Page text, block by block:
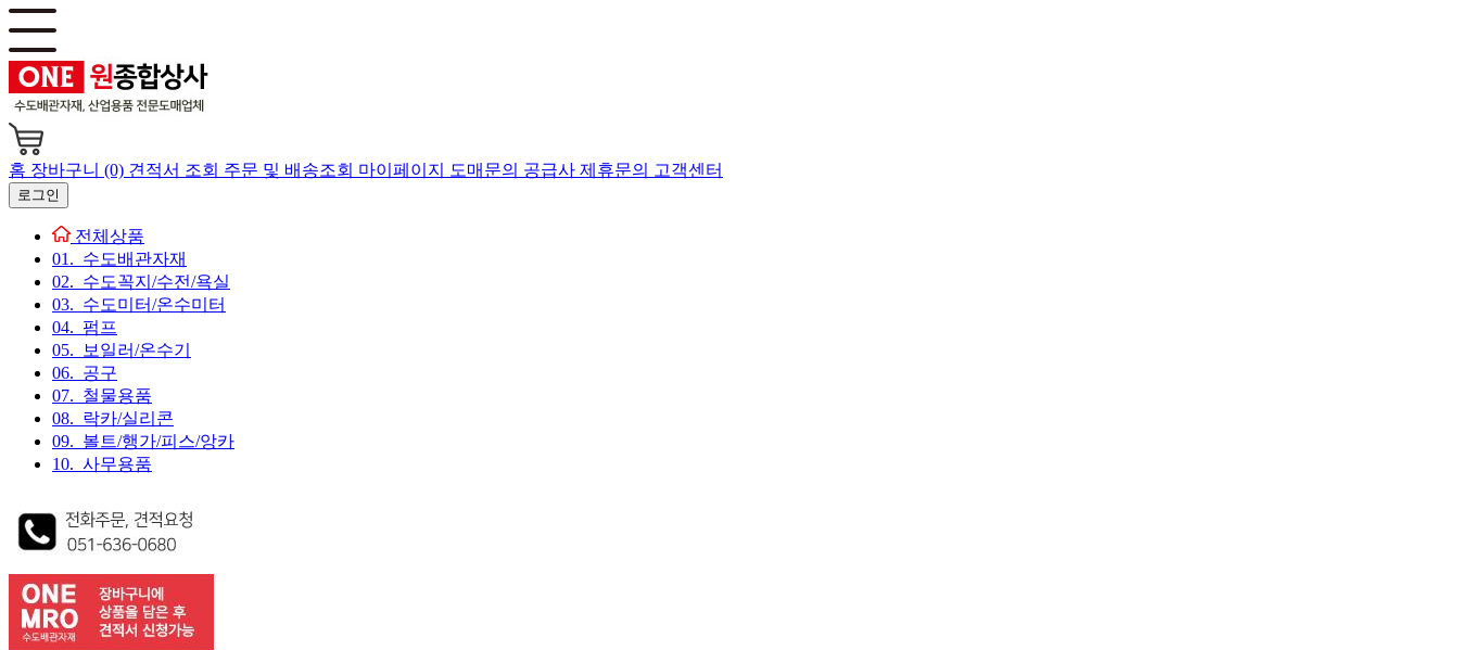
홈 장바구니 (0) 견적서 조회 주문 및 배송조회 마이페이지 도매문의 공급사 제휴문의 고객센터
로그인
전체상품
01. 수도배관자재
02. 수도꼭지/수전/욕실
03. 수도미터/온수미터
04. 펌프
05. 보일러/온수기
06. 공구
07. 철물용품
08. 락카/실리콘
09. 볼트/행가/피스/앙카
10. 사무용품